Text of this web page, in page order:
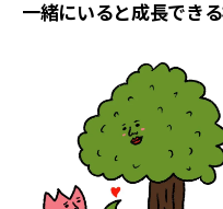
一緒にいると成長でき